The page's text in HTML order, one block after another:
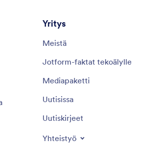
Yritys
Meistä
Jotform-faktat tekoälylle
Mediapaketti
Uutisissa
Uutiskirjeet
Yhteistyö